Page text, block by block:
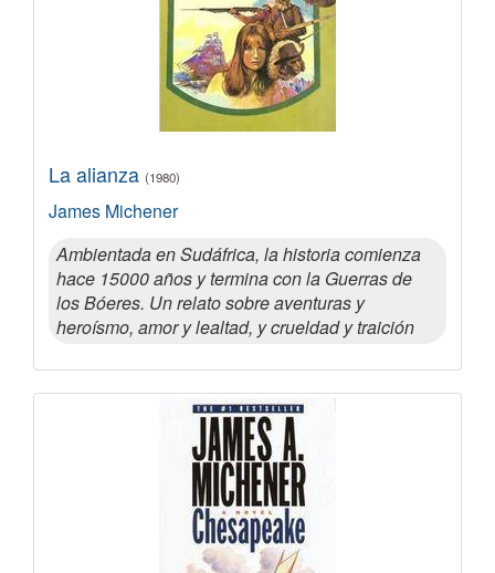
La alianza (1980)
James Michener
Ambientada en Sudáfrica, la historia comienza
hace 15000 años y termina con la Guerras de
los Bóeres. Un relato sobre aventuras y
heroísmo, amor y lealtad, y crueldad y traición